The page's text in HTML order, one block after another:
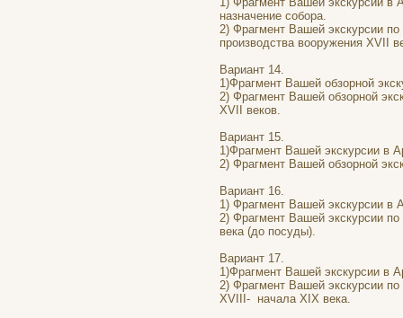
назначение собора.
2) Фрагмент Вашей экскурсии
производства вооружения XVII
Вариант 14.
1)Фрагмент Вашей обзорной
2) Фрагмент Вашей обзорной
XVII веков.
Вариант 15.
1)Фрагмент Вашей экскурсии в
2) Фрагмент Вашей обзорной
Вариант 16.
1) Фрагмент Вашей экскурсии в
2) Фрагмент Вашей экскурсии
века (до посуды).
Вариант 17.
1)Фрагмент Вашей экскурсии в
2) Фрагмент Вашей экскурсии
XVIII- начала XIX века.